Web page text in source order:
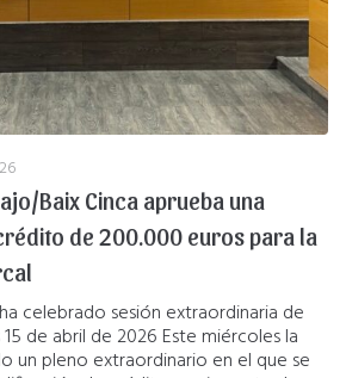
Baix Cinca aprueba una
de 200.000 euros para la
celebrado sesión extraordinaria de
de abril de 2026 Este miércoles la
un pleno extraordinario en el que se